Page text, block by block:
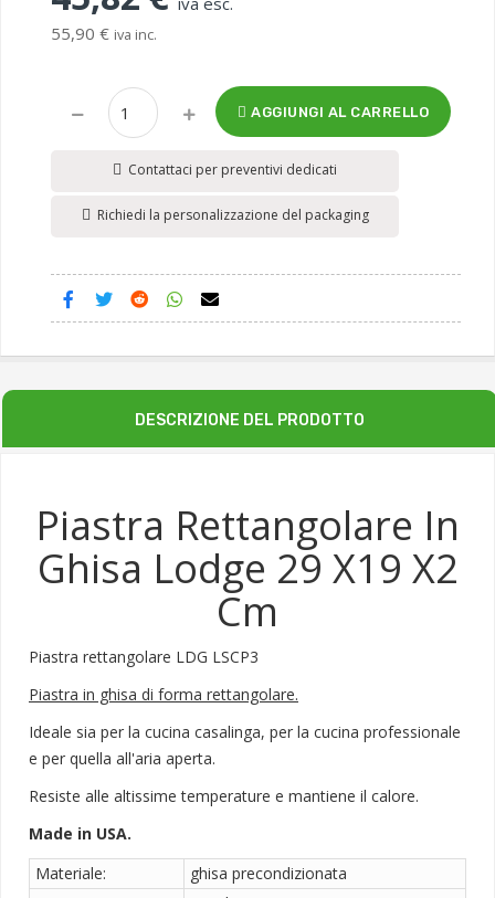
55,90 € iva inc.
AGGIUNGI AL CARRELLO
Contattaci per preventivi dedicati
Richiedi la personalizzazione del packaging
DESCRIZIONE DEL PRODOTTO
Piastra Rettangolare In
Ghisa Lodge 29 X19 X2
Cm
Piastra rettangolare LDG LSCP3
Piastra in ghisa di forma rettangolare.
Ideale sia per la cucina casalinga, per la cucina professionale
e per quella all'aria aperta.
Resiste alle altissime temperature e mantiene il calore.
Made in USA.
Materiale:
ghisa precondizionata